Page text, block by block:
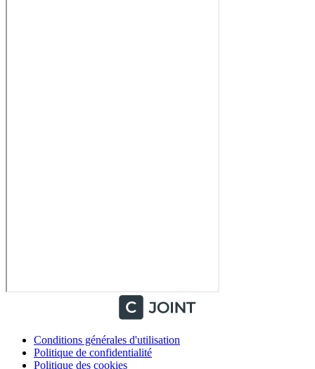
Conditions générales d'utilisation
Politique de confidentialité
Politique des cookies